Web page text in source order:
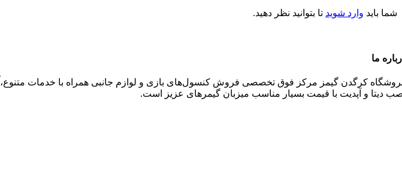
شما باید وارد شوید تا بتوانید نظر دهید.
ما
کرگدن گیمز مرکز فوق تخصصی فروش کنسول‌های بازی و‌‌ لوازم جانبی همراه با خدمات متنوع،
دیتا و آپدیت با قیمت بسیار مناسب میزبان گیمرهای عزیز است.